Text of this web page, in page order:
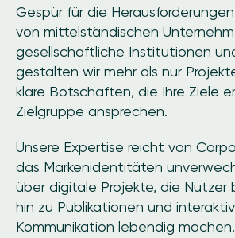
Gespür für die
von mittelständischen
gesellschaftliche Institutionen
gestalten wir mehr als nur
klare Botschaften, die Ihre Ziele
Zielgruppe ansprechen.
Unsere Expertise reicht von
das Markenidentitäten
über digitale Projekte, die Nutzer
hin zu Publikationen und
Kommunikation lebendig